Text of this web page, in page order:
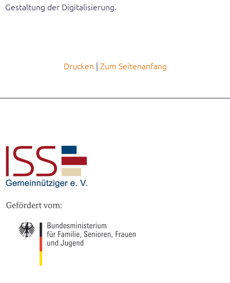
Gestaltung der Digitalisierung.
Drucken Zum Seitenanfang